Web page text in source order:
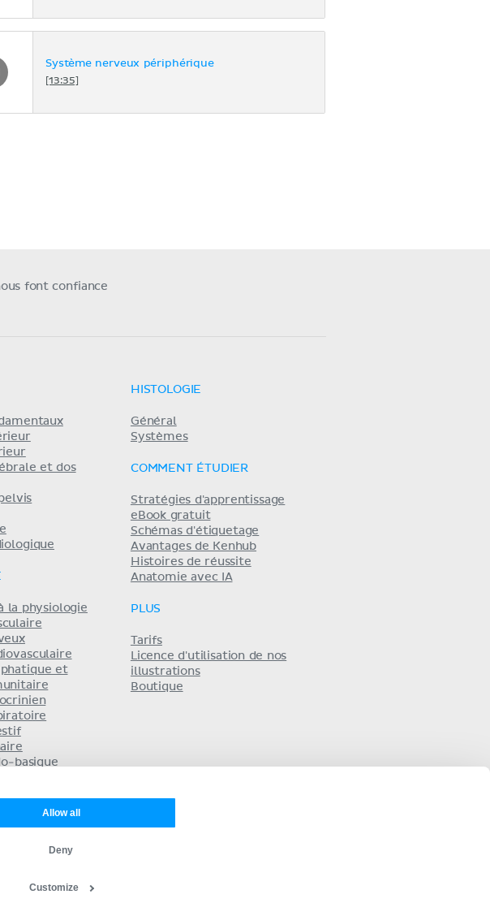
Allow all
Customize
Deny
Système nerveux périphérique
[13:35]
font confiance
et dos
la physiologie
et
basique
HISTOLOGIE
Général
Systèmes
COMMENT ÉTUDIER
Stratégies d'apprentissage
eBook gratuit
Schémas d'étiquetage
Avantages de Kenhub
Histoires de réussite
Anatomie avec IA
PLUS
Tarifs
Licence d'utilisation de nos
illustrations
Boutique